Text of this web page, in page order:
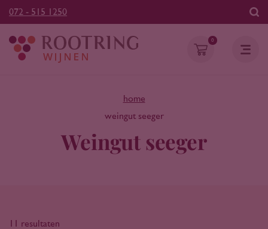
072 - 515 1250
0
home
weingut seeger
Weingut seeger
11 resultaten